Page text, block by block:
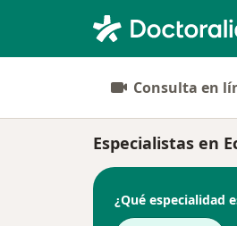
Consulta en
Especialistas en
¿Qué especialidad